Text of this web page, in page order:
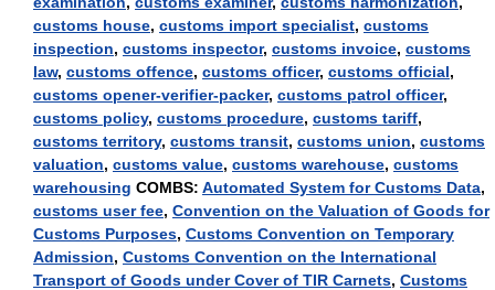
customs house, customs import specialist, customs
inspection, customs inspector, customs invoice, customs
law, customs offence, customs officer, customs official,
customs opener-verifier-packer, customs patrol officer,
customs policy, customs procedure, customs tariff,
customs territory, customs transit, customs union, customs
valuation, customs value, customs warehouse, customs
warehousing COMBS: Automated System for Customs Data,
customs user fee, Convention on the Valuation of Goods for
Customs Purposes, Customs Convention on Temporary
Admission, Customs Convention on the International
Transport of Goods under Cover of TIR Carnets, Customs